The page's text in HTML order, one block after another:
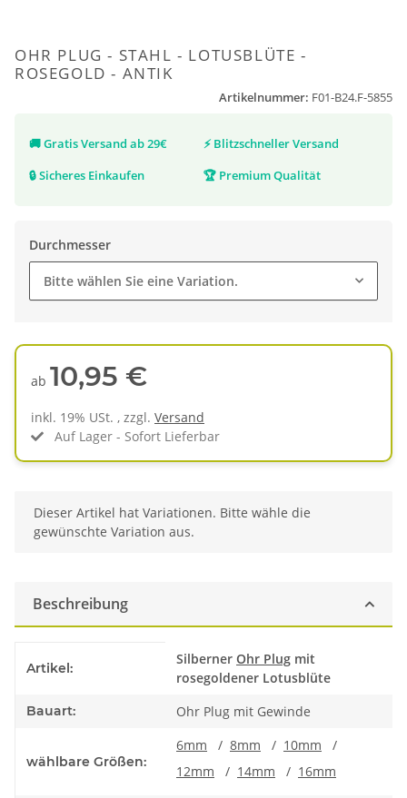
OHR PLUG - STAHL - LOTUSBLÜTE -
ROSEGOLD - ANTIK
Artikelnummer: F01-B24.F-5855
🚚Gratis Versand ab 29€ ⚡ Blitzschneller Versand
🔒Sicheres Einkaufen 🏆 Premium Qualität
Durchmesser
Bitte wählen Sie eine Variation.
ab 10,95 €
inkl. 19% USt. , zzgl. Versand
Auf Lager - Sofort Lieferbar
x
Dieser Artikel hat Variationen. Bitte wähle die
gewünschte Variation aus.
Beschreibung
Artikel:
Silberner Ohr Plug mit
rosegoldener Lotusblüte
Bauart: Ohr Plug mit Gewinde
wählbare Größen:
6mm / 8mm / 10mm
/
12mm
/ 14mm / 16mm